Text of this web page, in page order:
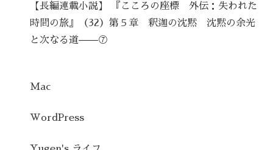
【長編連載小説】 『こころの座標 外伝：失われた
時間の旅』（32）第５章 釈迦の沈黙 沈黙の余光
と次なる道——⑦
Mac
WordPress